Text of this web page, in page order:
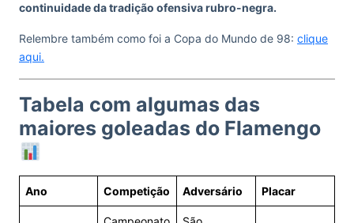
continuidade da tradição ofensiva rubro-negra.
Relembre também como foi a Copa do Mundo de 98: clique
aqui.
Tabela com algumas das
maiores goleadas do Flamengo
Ano Competição Adversário Placar